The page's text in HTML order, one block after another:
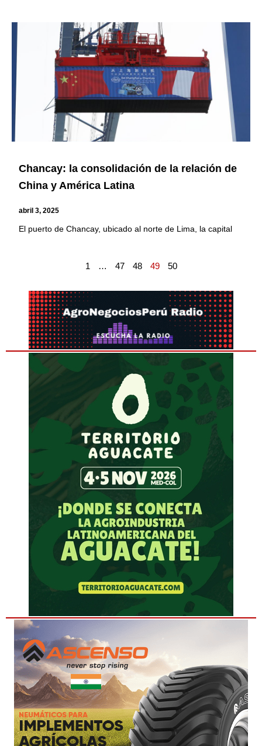
Chancay: la consolidación de la relación de
China y América Latina
abril 3, 2025
El puerto de Chancay, ubicado al norte de Lima, la capital
1 … 47 48 49 50